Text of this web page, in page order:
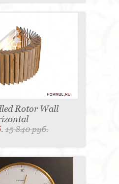
Rotor Wall
15 840 руб.